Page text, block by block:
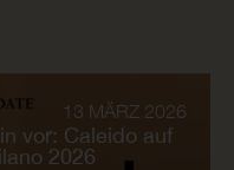
13 MÄRZ 2026
vor: Caleido auf
2026